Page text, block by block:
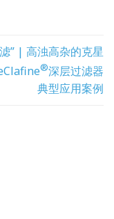
” | 高浊高杂的克星
®深层过滤器
典型应用案例